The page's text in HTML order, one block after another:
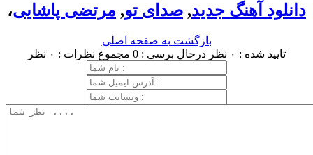
، دانلود آهنگ جدید, صدای تو, مرتضی پاشایی
بازگشت به صفحه اصلی
تایید شده : ۰ نظر
درحال برسی : 0 مجموع نظرات : ۰ نظر